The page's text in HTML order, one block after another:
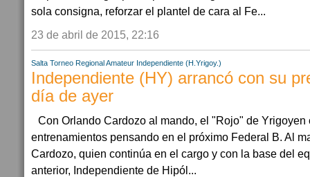
sola consigna, reforzar el plantel de cara al Fe...
23 de abril de 2015, 22:16
Salta Torneo Regional Amateur Independiente (H.Yrigoy.)
Independiente (HY) arrancó con su
día de ayer
Con Orlando Cardozo al mando, el "Rojo" de Yrigoyen
entrenamientos pensando en el próximo Federal B. Al
Cardozo, quien continúa en el cargo y con la base del
anterior, Independiente de Hipól...